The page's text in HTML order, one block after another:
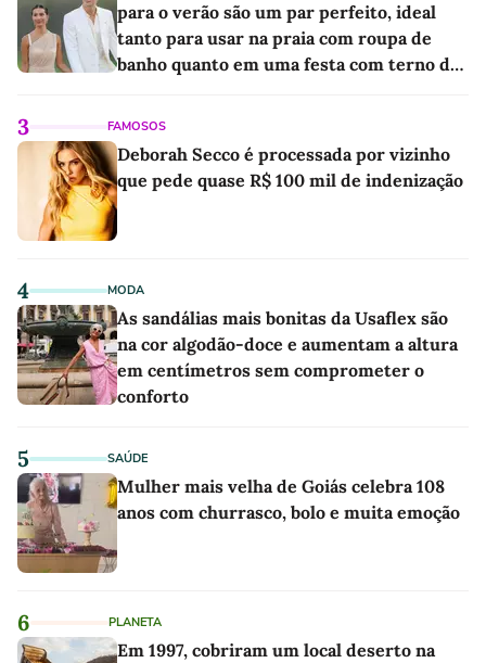
para o verão são um par perfeito, ideal
tanto para usar na praia com roupa de
banho quanto em uma festa com terno de
3 FAMOSOS
Deborah Secco é processada por vizinho
que pede quase R$ 100 mil de indenização
4 MODA
As sandálias mais bonitas da Usaflex são
na cor algodão-doce e aumentam a altura
em centímetros sem comprometer o
conforto
5 SAÚDE
Mulher mais velha de Goiás celebra 108
anos com churrasco, bolo e muita emoção
6 PLANETA
Em 1997, cobriram um local deserto na